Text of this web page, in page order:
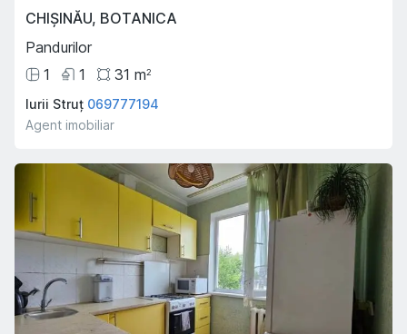
CHIȘINĂU, BOTANICA
Pandurilor
1
1 31 m2
Iurii Struț 069777194
Agent imobiliar